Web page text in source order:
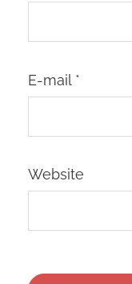
E-mail *
Website